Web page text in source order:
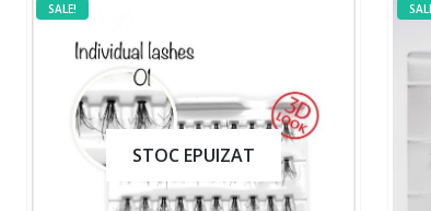
SALE!
STOC EPUIZAT